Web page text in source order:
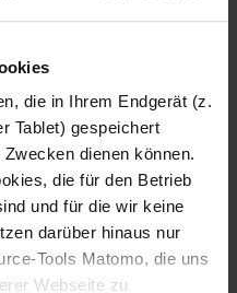
die in Ihrem Endgerät (z.
Tablet) gespeichert
dienen können.
die für den Betrieb
und für die wir keine
darüber hinaus nur
Tools Matomo, die uns
Webseite zu
Lorenz